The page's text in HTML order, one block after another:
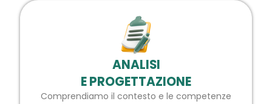
ANALISI
E PROGETTAZIONE
Comprendiamo il contesto e le competenze